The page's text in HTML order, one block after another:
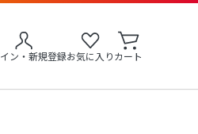
ン・新規登録お気に入り カート